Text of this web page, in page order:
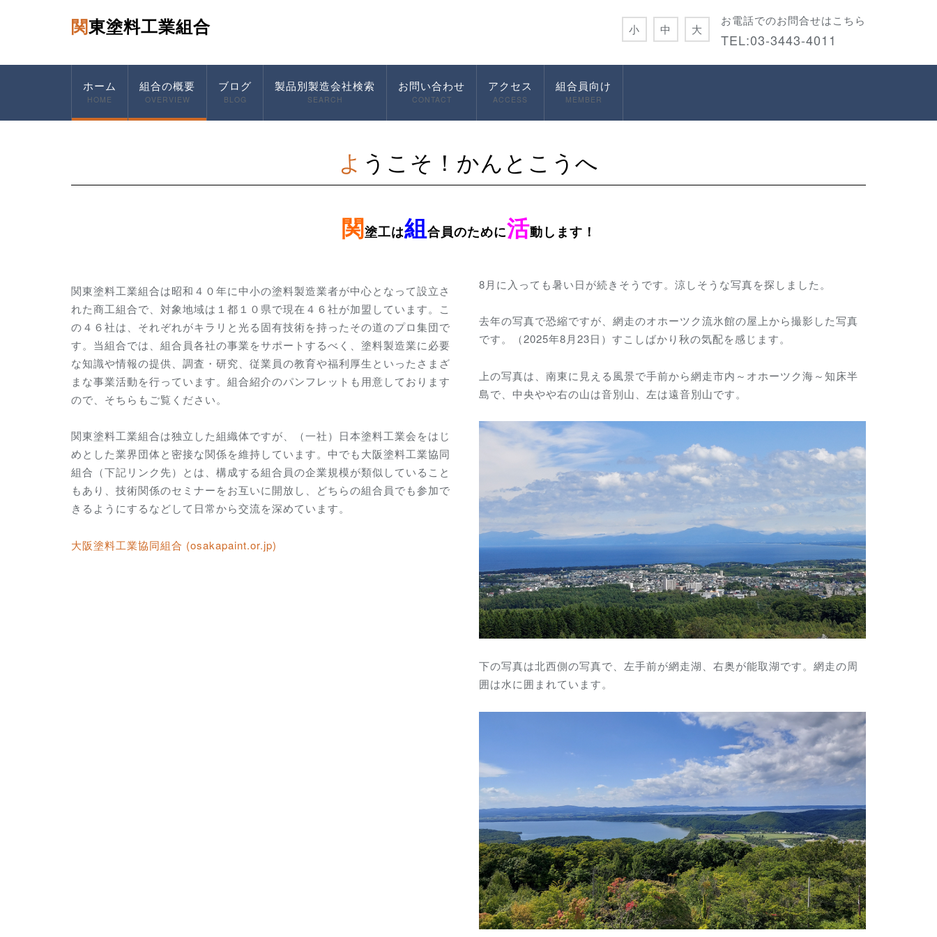
関東塗料工業組合 お電話でのお問合せはこちら
TEL:03-3443-4011
小 中 大
ホーム
HOME
組合の概要
OVERVIEW
ブログ
BLOG
製品別製造会社検索
SEARCH
お問い合わせ
CONTACT
アクセス
ACCESS
組合員向け
MEMBER
ようこそ！かんとこうへ
関塗工は組合員のために活動します！
関東塗料工業組合は昭和４０年に中小の塗料製造業者が中心となって設立さ
れた商工組合で、対象地域は１都１０県で現在４６社が加盟しています。こ
の４６社は、それぞれがキラリと光る固有技術を持ったその道のプロ集団で
す。当組合では、組合員各社の事業をサポートするべく、塗料製造業に必要
な知識や情報の提供、調査・研究、従業員の教育や福利厚生といったさまざ
まな事業活動を行っています。組合紹介のパンフレットも用意しております
ので、そちらもご覧ください。
関東塗料工業組合は独立した組織体ですが、（一社）日本塗料工業会をはじ
めとした業界団体と密接な関係を維持しています。中でも大阪塗料工業協同
組合（下記リンク先）とは、構成する組合員の企業規模が類似していること
もあり、技術関係のセミナーをお互いに開放し、どちらの組合員でも参加で
きるようにするなどして日常から交流を深めています。
大阪塗料工業協同組合 (osakapaint.or.jp)
8月に入っても暑い日が続きそうです。 涼しそうな写真を探しました。
去年の写真で恐縮ですが、網走のオホーツク流氷館の屋上から撮影した写真
です。（2025年8月23日）すこしばかり秋の気配を感じます。
上の写真は、南東に見える風景で手前から網走市内～オホーツク海～知床半
島で、中央やや右の山は音別山、左は遠音別山です。
下の写真は北西側の写真で、左手前が網走湖、右奥が能取湖です。網走の周
囲は水に囲まれています。